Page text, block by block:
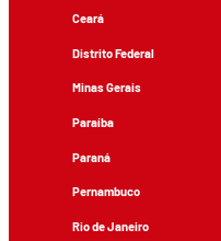
Ceará
Distrito Federal
Minas Gerais
Paraíba
Paraná
Pernambuco
Rio de Janeiro